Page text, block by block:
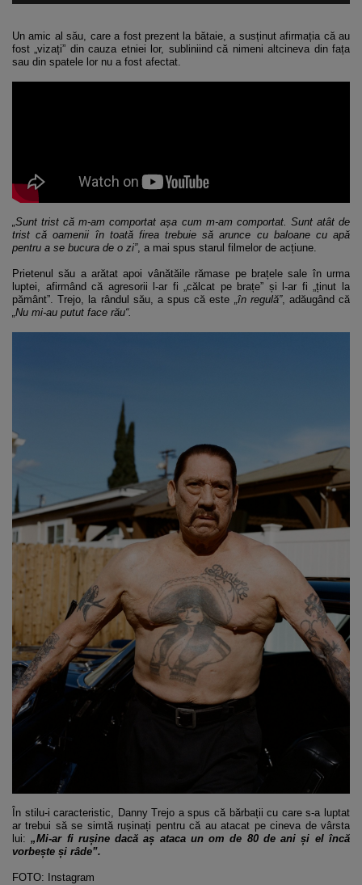
Un amic al său, care a fost prezent la bătaie, a susținut afirmația că au
fost „vizați” din cauza etniei lor, subliniind că nimeni altcineva din fața
sau din spatele lor nu a fost afectat.
„Sunt trist că m-am comportat așa cum m-am comportat. Sunt atât de
trist că oamenii în toată firea trebuie să arunce cu baloane cu apă
pentru a se bucura de o zi”, a mai spus starul filmelor de acțiune.
Prietenul său a arătat apoi vânătăile rămase pe brațele sale în urma
luptei, afirmând că agresorii l-ar fi „călcat pe brațe” și l-ar fi „ținut la
pământ”. Trejo, la rândul său, a spus că este „în regulă”, adăugând că
„Nu mi-au putut face rău“.
În stilu-i caracteristic, Danny Trejo a spus că bărbații cu care s-a luptat
ar trebui să se simtă rușinați pentru că au atacat pe cineva de vârsta
lui:„Mi-ar fi rușine dacă aș ataca un om de 80 de ani și el încă
vorbește și râde”.
FOTO: Instagram